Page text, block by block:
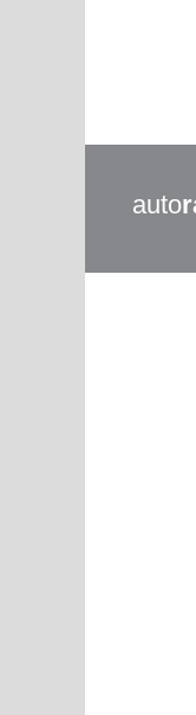
auto